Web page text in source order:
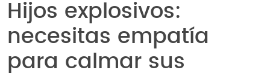
Hijos explosivos:
necesitas empatía
para calmar sus